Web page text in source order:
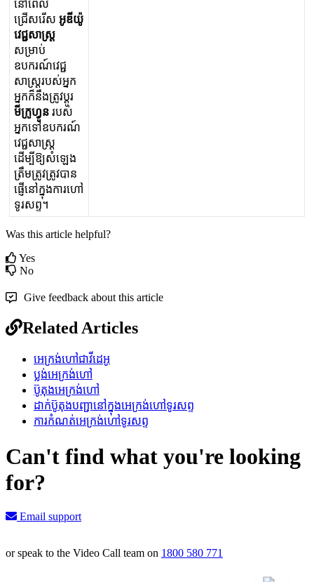
នពល
ជសរស អឌយ
វជសស
សមប
ឧបករណវជ
សសរបសអក
អកកនងតវបរ
មកហន របស
អកទឧបករណ
វជសស
ដមឱសឡង
តមតវតវបន
ផនកងករហ
ទរសព។
Was this article helpful?
Yes
No
Give feedback about this article
Related Articles
អេក្រង់ហៅជាវីដេអូ
ប្លង់អេក្រង់ហៅ
ប៊ូតុងអេក្រង់ហៅ
ដាក់ប៊ូតុងបញ្ជានៅក្នុងអេក្រង់ហៅទូរសព្ទ
ការកំណត់អេក្រង់ហៅទូរសព្ទ
Can't find what you're looking
for?
Email support
or speak to the Video Call team on 1800 580 771